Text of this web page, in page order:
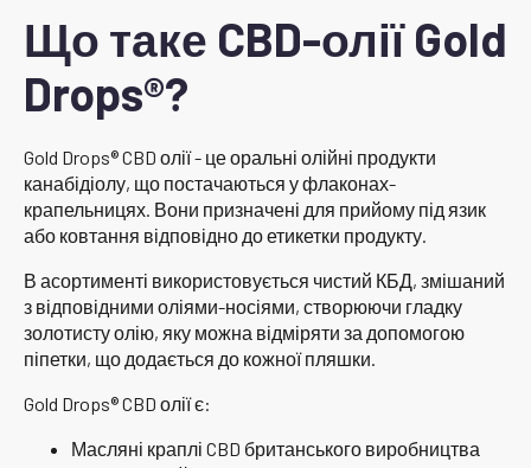
Що таке CBD-олії Gold
Drops®?
Gold Drops® CBD олії - це оральні олійні продукти
канабідіолу, що постачаються у флаконах-
крапельницях. Вони призначені для прийому під язик
або ковтання відповідно до етикетки продукту.
В асортименті використовується чистий КБД, змішаний
з відповідними оліями-носіями, створюючи гладку
золотисту олію, яку можна відміряти за допомогою
піпетки, що додається до кожної пляшки.
Gold Drops® CBD олії є:
Масляні краплі CBD британського виробництва